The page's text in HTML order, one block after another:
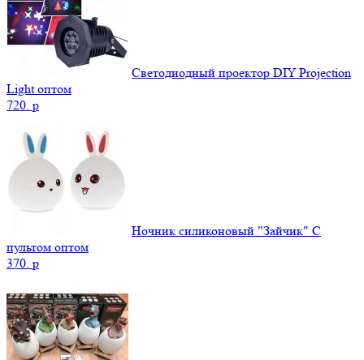
Светодиодный проектор DIY Projection
Light оптом
720. p
Ночник силиконовый "Зайчик" С
пультом оптом
370. p